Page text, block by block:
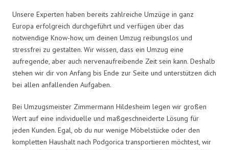
Unsere Experten haben bereits zahlreiche Umzüge in ganz
Europa erfolgreich durchgeführt und verfügen über das
notwendige Know-how, um deinen Umzug reibungslos und
stressfrei zu gestalten. Wir wissen, dass ein Umzug eine
aufregende, aber auch nervenaufreibende Zeit sein kann. Deshalb
stehen wir dir von Anfang bis Ende zur Seite und unterstützen dich
bei allen anfallenden Aufgaben.
Bei Umzugsmeister Zimmermann Hildesheim legen wir großen
Wert auf eine individuelle und maßgeschneiderte Lösung für
jeden Kunden. Egal, ob du nur wenige Möbelstücke oder den
kompletten Haushalt nach Podgorica transportieren möchtest, wir